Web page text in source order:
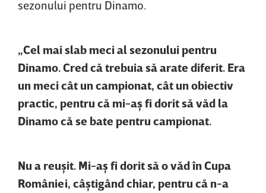
sezonului pentru Dinamo.
„Cel mai slab meci al sezonului pentru
Dinamo. Cred că trebuia să arate diferit. Era
un meci cât un campionat, cât un obiectiv
practic, pentru că mi-aş fi dorit să văd la
Dinamo că se bate pentru campionat.
Nu a reuşit. Mi-aş fi dorit să o văd în Cupa
României, câştigând chiar, pentru că n-a